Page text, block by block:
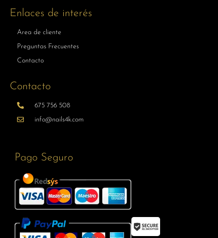
Enlaces de interés
Area de cliente
Preguntas Frecuentes
Contacto
Contacto
675 756 508
info@nails4k.com
Pago Seguro